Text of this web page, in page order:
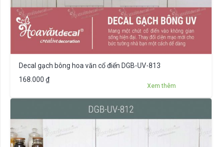
Decal gạch bông hoa văn cổ điển DGB-UV-813
168.000 ₫
Xem thêm